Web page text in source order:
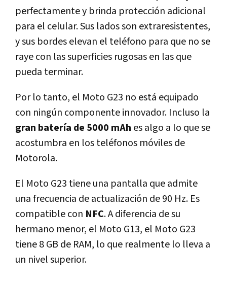
perfectamente y brinda protección adicional
para el celular. Sus lados son extraresistentes,
y sus bordes elevan el teléfono para que no se
raye con las superficies rugosas en las que
pueda terminar.
Por lo tanto, el Moto G23 no está equipado
con ningún componente innovador. Incluso la
gran batería de 5000 mAh es algo a lo que se
acostumbra en los teléfonos móviles de
Motorola.
El Moto G23 tiene una pantalla que admite
una frecuencia de actualización de 90 Hz. Es
compatible con NFC. A diferencia de su
hermano menor, el Moto G13, el Moto G23
tiene 8 GB de RAM, lo que realmente lo lleva a
un nivel superior.